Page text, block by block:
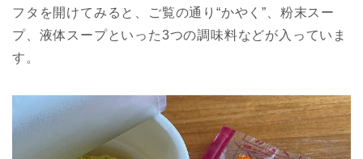
フタを開けてみると、ご覧の通り“かやく”、粉末スー
プ、液体スープといった3つの調味料などが入っていま
す。